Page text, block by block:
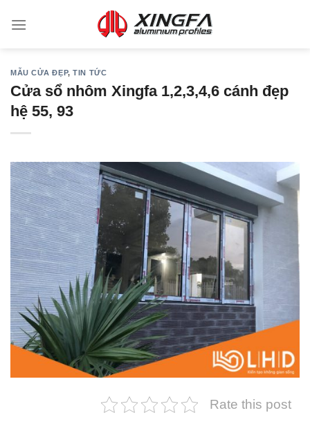
MẪU CỬA ĐẸP,TIN TỨC
Cửa sổ nhôm Xingfa 1,2,3,4,6 cánh đẹp
hệ 55, 93
Rate this post